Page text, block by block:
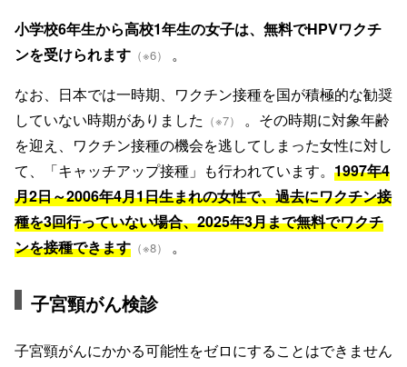
小学校6年生から高校1年生の女子は、無料でHPVワクチ
ンを受けられます （※6）
。
なお、日本では一時期、ワクチン接種を国が積極的な勧奨
していない時期がありました （※7）
。その時期に対象年齢
を迎え、ワクチン接種の機会を逃してしまった女性に対し
て、「キャッチアップ接種」も行われています。 1997年4
月2日～2006年4月1日生まれの女性で、過去にワクチン接
種を3回行っていない場合、2025年3月まで無料でワクチ
ンを接種できます （※8） 。
子宮頸がん検診
子宮頸がんにかかる可能性をゼロにすることはできません